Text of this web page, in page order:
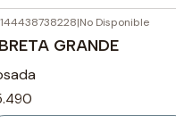
Agotado |No Disponible
GRANDE